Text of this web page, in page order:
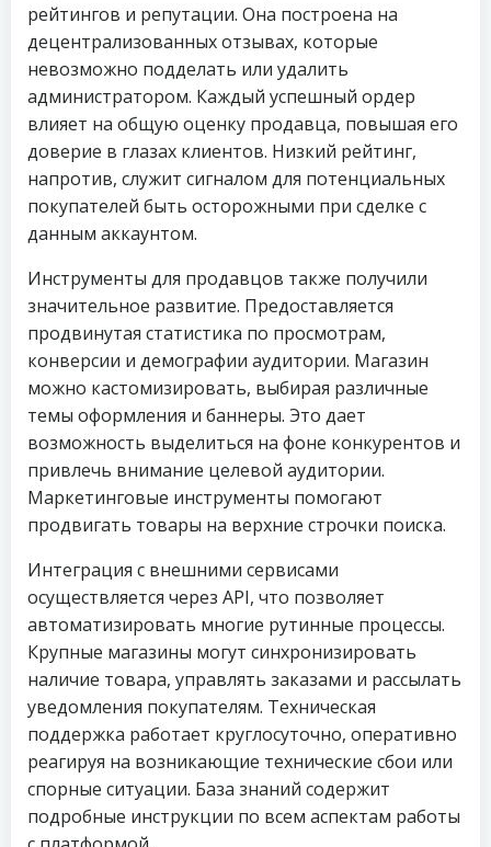
рейтингов и репутации. Она построена на
децентрализованных отзывах, которые
невозможно подделать или удалить
администратором. Каждый успешный ордер
влияет на общую оценку продавца, повышая его
доверие в глазах клиентов. Низкий рейтинг,
напротив, служит сигналом для потенциальных
покупателей быть осторожными при сделке с
данным аккаунтом.
Инструменты для продавцов также получили
значительное развитие. Предоставляется
продвинутая статистика по просмотрам,
конверсии и демографии аудитории. Магазин
можно кастомизировать, выбирая различные
темы оформления и баннеры. Это дает
возможность выделиться на фоне конкурентов и
привлечь внимание целевой аудитории.
Маркетинговые инструменты помогают
продвигать товары на верхние строчки поиска.
Интеграция с внешними сервисами
осуществляется через API, что позволяет
автоматизировать многие рутинные процессы.
Крупные магазины могут синхронизировать
наличие товара, управлять заказами и рассылать
уведомления покупателям. Техническая
поддержка работает круглосуточно, оперативно
реагируя на возникающие технические сбои или
спорные ситуации. База знаний содержит
подробные инструкции по всем аспектам работы